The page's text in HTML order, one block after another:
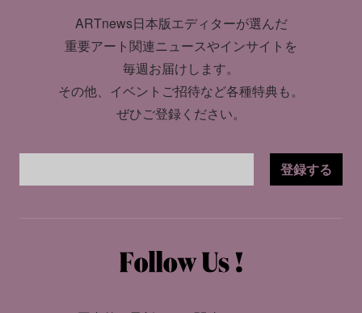
ARTnews日本版エディターが選んだ
重要アート関連ニュースやインサイトを
毎週お届けします。
その他、イベントご招待など各種特典も。
ぜひご登録ください。
登録する